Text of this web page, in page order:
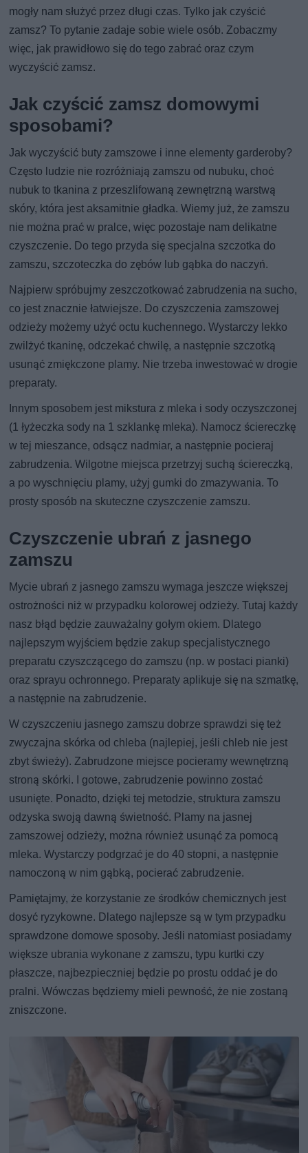
mogły nam służyć przez długi czas. Tylko jak czyścić
zamsz? To pytanie zadaje sobie wiele osób. Zobaczmy
więc, jak prawidłowo się do tego zabrać oraz czym
wyczyścić zamsz.
Jak czyścić zamsz domowymi
sposobami?
Jak wyczyścić buty zamszowe i inne elementy garderoby?
Często ludzie nie rozróżniają zamszu od nubuku, choć
nubuk to tkanina z przeszlifowaną zewnętrzną warstwą
skóry, która jest aksamitnie gładka. Wiemy już, że zamszu
nie można prać w pralce, więc pozostaje nam delikatne
czyszczenie. Do tego przyda się specjalna szczotka do
zamszu, szczoteczka do zębów lub gąbka do naczyń.
Najpierw spróbujmy zeszczotkować zabrudzenia na sucho,
co jest znacznie łatwiejsze. Do czyszczenia zamszowej
odzieży możemy użyć octu kuchennego. Wystarczy lekko
zwilżyć tkaninę, odczekać chwilę, a następnie szczotką
usunąć zmiękczone plamy. Nie trzeba inwestować w drogie
preparaty.
Innym sposobem jest mikstura z mleka i sody oczyszczonej
(1 łyżeczka sody na 1 szklankę mleka). Namocz ściereczkę
w tej mieszance, odsącz nadmiar, a następnie pocieraj
zabrudzenia. Wilgotne miejsca przetrzyj suchą ściereczką,
a po wyschnięciu plamy, użyj gumki do zmazywania. To
prosty sposób na skuteczne czyszczenie zamszu.
Czyszczenie ubrań z jasnego
zamszu
Mycie ubrań z jasnego zamszu wymaga jeszcze większej
ostrożności niż w przypadku kolorowej odzieży. Tutaj każdy
nasz błąd będzie zauważalny gołym okiem. Dlatego
najlepszym wyjściem będzie zakup specjalistycznego
preparatu czyszczącego do zamszu (np. w postaci pianki)
oraz sprayu ochronnego. Preparaty aplikuje się na szmatkę,
a następnie na zabrudzenie.
W czyszczeniu jasnego zamszu dobrze sprawdzi się też
zwyczajna skórka od chleba (najlepiej, jeśli chleb nie jest
zbyt świeży). Zabrudzone miejsce pocieramy wewnętrzną
stroną skórki. I gotowe, zabrudzenie powinno zostać
usunięte. Ponadto, dzięki tej metodzie, struktura zamszu
odzyska swoją dawną świetność. Plamy na jasnej
zamszowej odzieży, można również usunąć za pomocą
mleka. Wystarczy podgrzać je do 40 stopni, a następnie
namoczoną w nim gąbką, pocierać zabrudzenie.
Pamiętajmy, że korzystanie ze środków chemicznych jest
dosyć ryzykowne. Dlatego najlepsze są w tym przypadku
sprawdzone domowe sposoby. Jeśli natomiast posiadamy
większe ubrania wykonane z zamszu, typu kurtki czy
płaszcze, najbezpieczniej będzie po prostu oddać je do
pralni. Wówczas będziemy mieli pewność, że nie zostaną
zniszczone.